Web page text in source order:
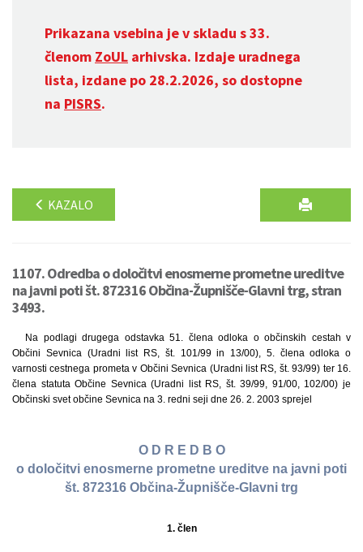
Prikazana vsebina je v skladu s 33.
členom ZoUL arhivska. Izdaje uradnega
lista, izdane po 28.2.2026, so dostopne
na PISRS.
KAZALO
1107. Odredba o določitvi enosmerne prometne ureditve
na javni poti št. 872316 Občina-Župnišče-Glavni trg, stran
3493.
Na podlagi drugega odstavka 51. člena odloka o občinskih cestah v
Občini Sevnica (Uradni list RS, št. 101/99 in 13/00), 5. člena odloka o
varnosti cestnega prometa v Občini Sevnica (Uradni list RS, št. 93/99) ter 16.
člena statuta Občine Sevnica (Uradni list RS, št. 39/99, 91/00, 102/00) je
Občinski svet občine Sevnica na 3. redni seji dne 26. 2. 2003 sprejel
O D R E D B O
o določitvi enosmerne prometne ureditve na javni poti
št. 872316 Občina-Župnišče-Glavni trg
1. člen